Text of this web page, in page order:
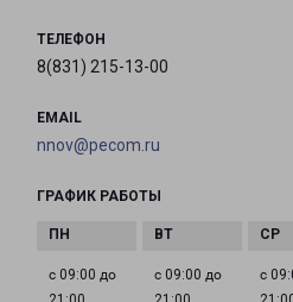
ТЕЛЕФОН
8(831) 215-13-00
EMAIL
nnov@pecom.ru
ГРАФИК РАБОТЫ
с 09:00 до
с 09:00 до
с